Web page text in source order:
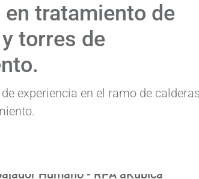
en tratamiento de
torres de
experiencia en el ramo de